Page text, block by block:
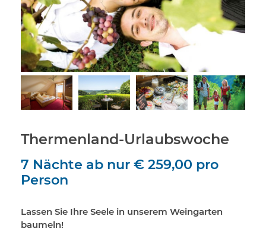
Thermenland-Urlaubswoche
7 Nächte ab nur € 259,00 pro
Person
Lassen Sie Ihre Seele in unserem Weingarten
baumeln!